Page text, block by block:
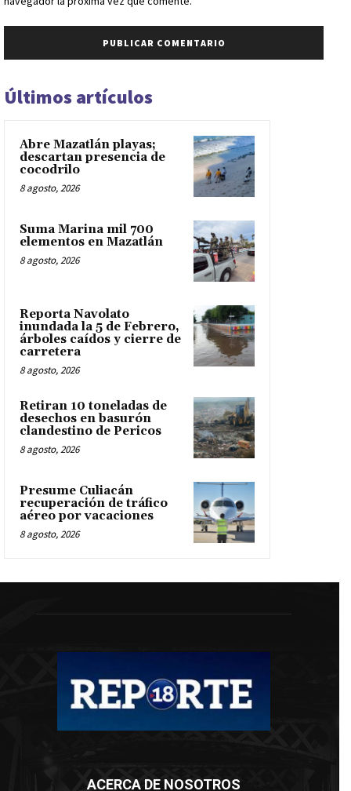
Últimos artículos
Abre Mazatlán playas;
descartan presencia de
cocodrilo
8 agosto, 2026
Suma Marina mil 700
elementos en Mazatlán
8 agosto, 2026
Reporta Navolato
inundada la 5 de Febrero,
árboles caídos y cierre de
carretera
8 agosto, 2026
Retiran 10 toneladas de
desechos en basurón
clandestino de Pericos
8 agosto, 2026
Presume Culiacán
recuperación de tráfico
aéreo por vacaciones
8 agosto, 2026
ACERCA DE NOSOTROS